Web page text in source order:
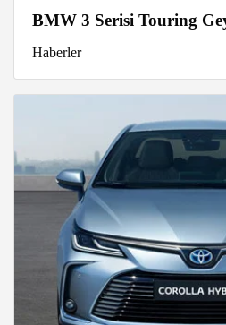
BMW 3 Serisi Touring
Haberler